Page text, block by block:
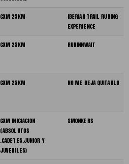
CXM 25KM
IBERIAN TRAIL RUNING
EXPERIENCE
CXM 25KM RUNINNWAIT
CXM 25KM NO ME DEJA QUITARLO
CXM INICIACION
(ABSOLUTOS
,CADETES,JUNIOR Y
JUVENILES)
SMONKERS